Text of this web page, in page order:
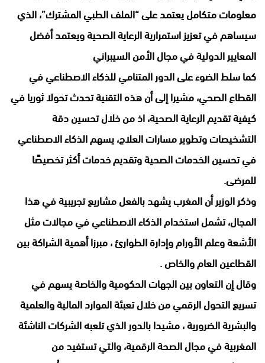
معلومات متكامل يعتمد على “الملف الطبي المشترك”، الذي
سيساهم في تعزيز استمرارية الرعاية الصحية ويعتمد أفضل
المعايير الدولية في مجال الأمن السيبراني
كما سلط الضوء على الدور المتنامي للذكاء الاصطناعي في
القطاع الصحي، مشيرا إلى أن هذه التقنية تحدث تحولا ثوريا في
كيفية تقديم الرعاية الصحية، اذ من خلال تحسين دقة
التشخيصات وتطوير مسارات العلاج، يسهم الذكاء الاصطناعي
في تحسين الخدمات الصحية وتقديم خدمات أكثر تخصيصًا
للمرضى.
وذكر الوزير أن المغرب يشهد بالفعل مشاريع تجريبية في هذا
المجال، تشمل استخدام الذكاء الاصطناعي في مجالات مثل
الأشعة وعلم الأورام وإدارة الطوارئ ، مبرزا أهمية الشراكة بين
القطاعين العام والخاص .
وقال إن التعاون بين الجهات الحكومية والخاصة يسهم في
تسريع التحول الرقمي من خلال تعبئة الموارد المالية والعلمية
والبشرية الضرورية ، مشيدا بالدور الذي تلعبه الشركات الناشئة
المغربية في مجال الصحة الرقمية، والتي تستفيد من